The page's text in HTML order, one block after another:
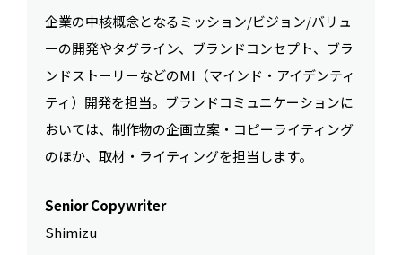
企業の中核概念となるミッション/ビジョン/バリュ
ーの開発やタグライン、ブランドコンセプト、ブラ
ンドストーリーなどのMI（マインド・アイデンティ
ティ）開発を担当。ブランドコミュニケーションに
おいては、制作物の企画立案・コピーライティング
のほか、取材・ライティングを担当します。
Senior Copywriter
Shimizu